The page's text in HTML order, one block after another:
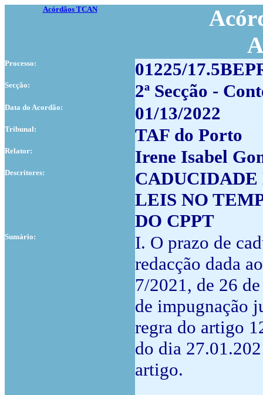
Acórdãos TCAN
Processo: 01225/
Secção: 2ª Secção -
Data do Acordão: 01/13/2022
Tribunal: TAF do Porto
Relator: Irene Isabel
Descritores:
CADUCIDADE
LEIS NO
DO CPPT
Sumário:
I. O prazo de
redacção dada
7/2021, de 26
de impugnação
regra do artigo
do dia
artigo.